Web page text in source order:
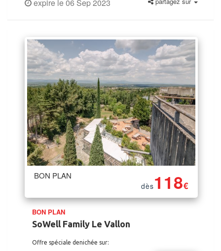
expire le 06 Sep 2023
BON PLAN
dès118€
BON PLAN
SoWell Family Le Vallon
Offre spéciale denichée sur: